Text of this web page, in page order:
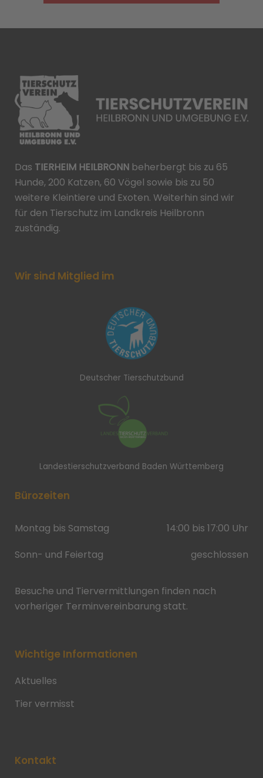
Das TIERHEIM HEILBRONN beherbergt bis zu 65
Hunde, 200 Katzen, 60 Vögel sowie bis zu 50
weitere Kleintiere und Exoten. Weiterhin sind wir
für den Tierschutz im Landkreis Heilbronn
zuständig.
Wir sind Mitglied im
Deutscher Tierschutzbund
Landestierschutzverband Baden Württemberg
Bürozeiten
Montag bis Samstag
14:00 bis 17:00 Uhr
Sonn- und Feiertag
geschlossen
Besuche und Tiervermittlungen finden nach
vorheriger Terminvereinbarung statt.
Wichtige Informationen
Aktuelles
Tier vermisst
Kontakt